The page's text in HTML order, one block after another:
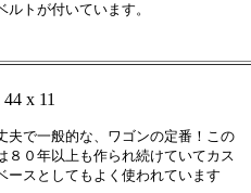
ルトが付いています。
x 11
夫で一般的な、ワゴンの定番！この
８０年以上も作られ続けていてカス
ースとしてもよく使われています